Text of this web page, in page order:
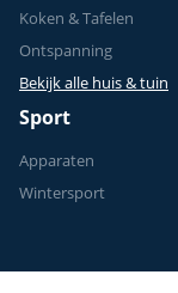
Koken & Tafelen
Ontspanning
Bekijk alle huis & tuin
Sport
Apparaten
Wintersport